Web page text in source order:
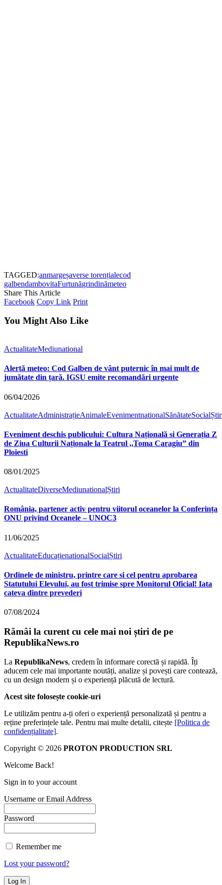
TAGGED:anmargeșaverse torențialecod
galbendambovitaFurtunăgrindinămeteo
Share This Article
Facebook Copy Link Print
You Might Also Like
ActualitateMediunational
Alertă meteo: Cod Galben de vânt puternic în mai mult de
jumătate din țară. IGSU emite recomandări urgente
06/04/2026
ActualitateAdministrațieAnimaleEvenimentnationalSănătateSocial
Eveniment deschis publicului: Cultura Națională si Generația Z
de Ziua Culturii Naționale la Teatrul ,,Toma Caragiu” din
Ploiesti
08/01/2025
ActualitateDiverseMediunationalȘtiri
România, partener activ pentru viitorul oceanelor la Conferința
ONU privind Oceanele – UNOC3
11/06/2025
ActualitateEducațienationalSocialȘtiri
Ordinele de ministru, printre care si cel pentru aprobarea
Statutului Elevului, au fost trimise spre Monitorul Oficial! Iata
cateva dintre prevederi
07/08/2024
Rămâi la curent cu cele mai noi știri de pe
RepublikaNews.ro
La RepublikaNews, credem în informare corectă și rapidă. Îți
aducem cele mai importante noutăți, analize și povești care contează,
cu un design modern și o experiență plăcută de lectură.
Acest site folosește cookie-uri
Le utilizăm pentru a-ți oferi o experiență personalizată și pentru a
reține preferințele tale. Pentru mai multe detalii, citește [Politica de
confidențialitate].
Copyright © 2026 PROTON PRODUCTION SRL
Welcome Back!
Sign in to your account
Username or Email Address
Password
Remember me
Lost your password?